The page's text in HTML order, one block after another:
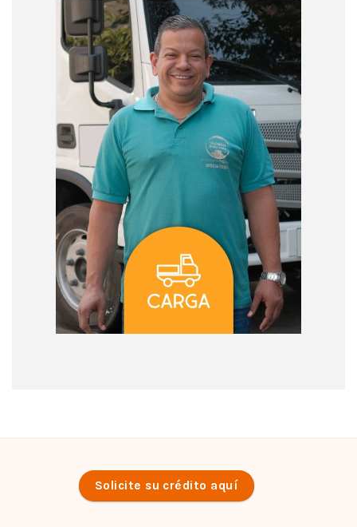
Solicite su crédito aquí